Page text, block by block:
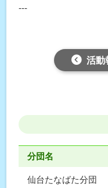
---
活動
分団名
仙台たなばた分団